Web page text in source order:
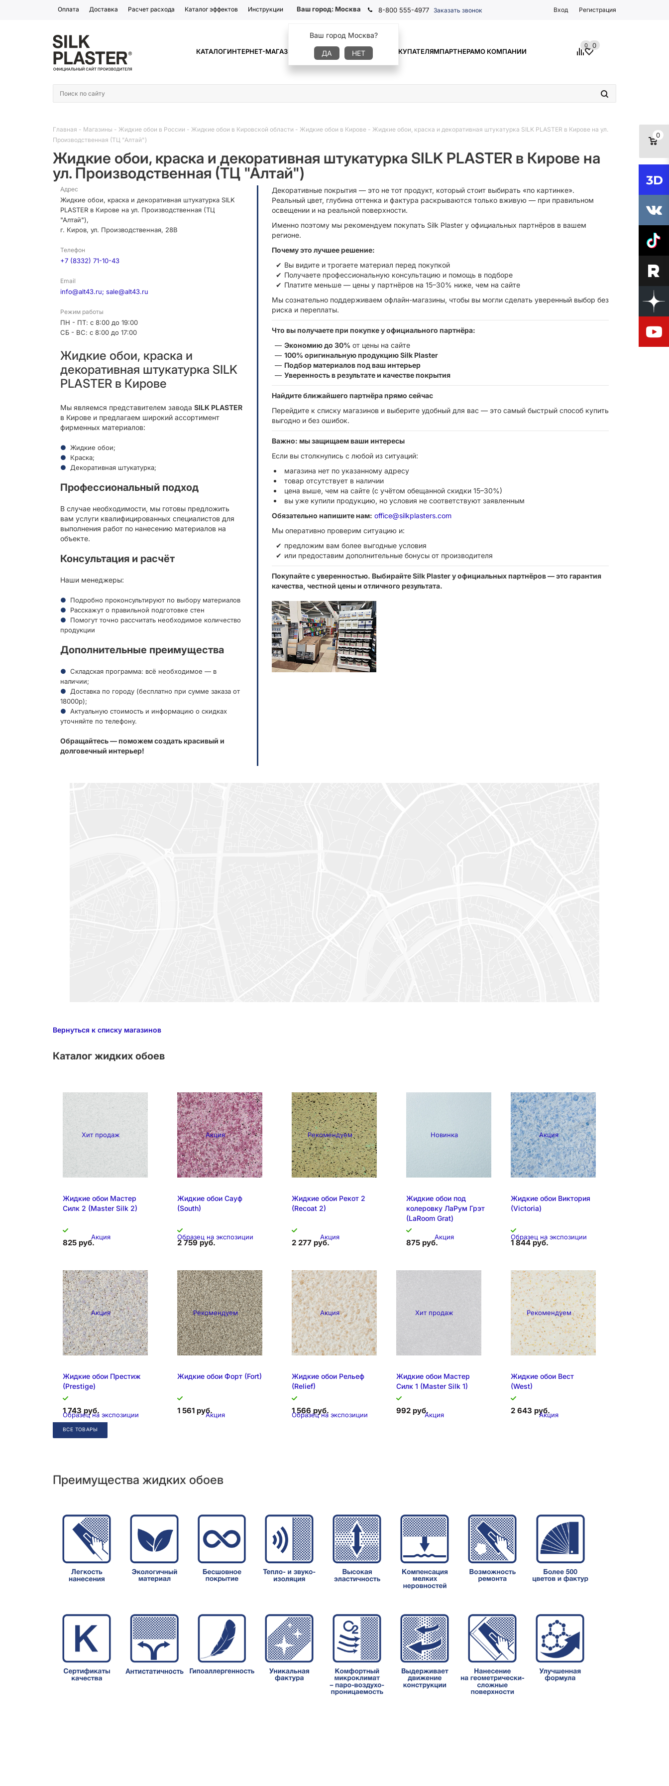
Оплата Доставка Расчет расхода Каталог эффектов Инструкции Ваш город:Москва
Ваш город Москва?
ДА НЕТ
8-800 555-4977 Заказать звонок Вход Регистрация
КАТАЛОГИНТЕРНЕТ-МАГАЗИН ГДЕ КУПИТЬ ИНФОРМАЦИЯ ПОКУПАТЕЛЯМПАРТНЕРАМО КОМПАНИИ
0 0
0
Главная - Магазины - Жидкие обои в России - Жидкие обои в Кировской области - Жидкие обои в Кирове - Жидкие обои, краска и декоративная штукатурка SILK PLASTER в Кирове на ул.
Производственная (ТЦ "Алтай")
Жидкие обои, краска и декоративная штукатурка SILK PLASTER в Кирове на
ул. Производственная (ТЦ "Алтай")
Адрес
Жидкие обои, краска и декоративная штукатурка SILK
PLASTER в Кирове на ул. Производственная (ТЦ
"Алтай"),
г. Киров, ул. Производственная, 28В
Телефон
+7 (8332) 71-10-43
Email
info@alt43.ru; sale@alt43.ru
Режим работы
ПН - ПТ: с 8:00 до 19:00
СБ - ВС: с 8:00 до 17:00
Жидкие обои, краска и
декоративная штукатурка SILK
PLASTER в Кирове
Мы являемся представителем завода SILK PLASTER
в Кирове и предлагаем широкий ассортимент
фирменных материалов:
Жидкие обои;
Краска;
Декоративная штукатурка;
Профессиональный подход
В случае необходимости, мы готовы предложить
вам услуги квалифицированных специалистов для
выполнения работ по нанесению материалов на
объекте.
Консультация и расчёт
Наши менеджеры:
Подробно проконсультируют по выбору материалов
Расскажут о правильной подготовке стен
Помогут точно рассчитать необходимое количество
продукции
Дополнительные преимущества
Складская программа: всё необходимое — в
наличии;
Доставка по городу (бесплатно при сумме заказа от
18000р);
Актуальную стоимость и информацию о скидках
уточняйте по телефону.
Обращайтесь — поможем создать красивый и
долговечный интерьер!
Декоративные покрытия — это не тот продукт, который стоит выбирать «по картинке».
Реальный цвет, глубина оттенка и фактура раскрываются только вживую — при правильном
освещении и на реальной поверхности.
Именно поэтому мы рекомендуем покупать Silk Plaster у официальных партнёров в вашем
регионе.
Почему это лучшее решение:
Вы видите и трогаете материал перед покупкой
Получаете профессиональную консультацию и помощь в подборе
Платите меньше — цены у партнёров на 15–30% ниже, чем на сайте
Мы сознательно поддерживаем офлайн-магазины, чтобы вы могли сделать уверенный выбор без
риска и переплаты.
Что вы получаете при покупке у официального партнёра:
Экономию до 30% от цены на сайте
100% оригинальную продукцию Silk Plaster
Подбор материалов под ваш интерьер
Уверенность в результате и качестве покрытия
Найдите ближайшего партнёра прямо сейчас
Перейдите к списку магазинов и выберите удобный для вас — это самый быстрый способ купить
выгодно и без ошибок.
Важно: мы защищаем ваши интересы
Если вы столкнулись с любой из ситуаций:
магазина нет по указанному адресу
товар отсутствует в наличии
цена выше, чем на сайте (с учётом обещанной скидки 15–30%)
вы уже купили продукцию, но условия не соответствуют заявленным
Обязательно напишите нам: office@silkplasters.com
Мы оперативно проверим ситуацию и:
предложим вам более выгодные условия
или предоставим дополнительные бонусы от производителя
Покупайте с уверенностью. Выбирайте Silk Plaster у официальных партнёров — это гарантия
качества, честной цены и отличного результата.
Вернуться к списку магазинов
Каталог жидких обоев
Хит продаж
Акция
Образец на экспозиции
Жидкие обои Мастер
Силк 2 (Master Silk 2)
825 руб.
Акция
Образец на экспозиции
Складская позиция
Жидкие обои Сауф
(South)
2 759 руб.
Рекомендуем
Акция
Образец на экспозиции
Жидкие обои Рекот 2
(Recoat 2)
2 277 руб.
Новинка
Акция
Образец на экспозиции
Жидкие обои под
колеровку ЛаРум Грэт
(LaRoom Grat)
875 руб.
Акция
Образец на экспозиции
Складская позиция
Жидкие обои Виктория
(Victoria)
1 844 руб.
Акция
Образец на экспозиции
Складская позиция
Жидкие обои Престиж
(Prestige)
1 743 руб.
Рекомендуем
Акция
Образец на экспозиции
Складская позиция
Жидкие обои Форт (Fort)
1 561 руб.
Акция
Образец на экспозиции
Складская позиция
Жидкие обои Рельеф
(Relief)
1 566 руб.
Хит продаж
Акция
Образец на экспозиции
Жидкие обои Мастер
Силк 1 (Master Silk 1)
992 руб.
Рекомендуем
Акция
Образец на экспозиции
Складская позиция
Жидкие обои Вест
(West)
2 643 руб.
ВСЕ ТОВАРЫ
Преимущества жидких обоев